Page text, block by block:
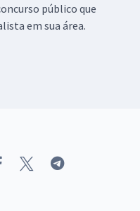
público que
em sua área.